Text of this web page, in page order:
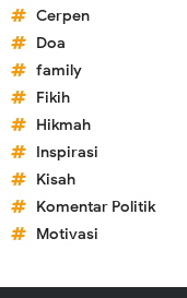
Cerpen
Doa
family
Fikih
Hikmah
Inspirasi
Kisah
Komentar Politik
Motivasi